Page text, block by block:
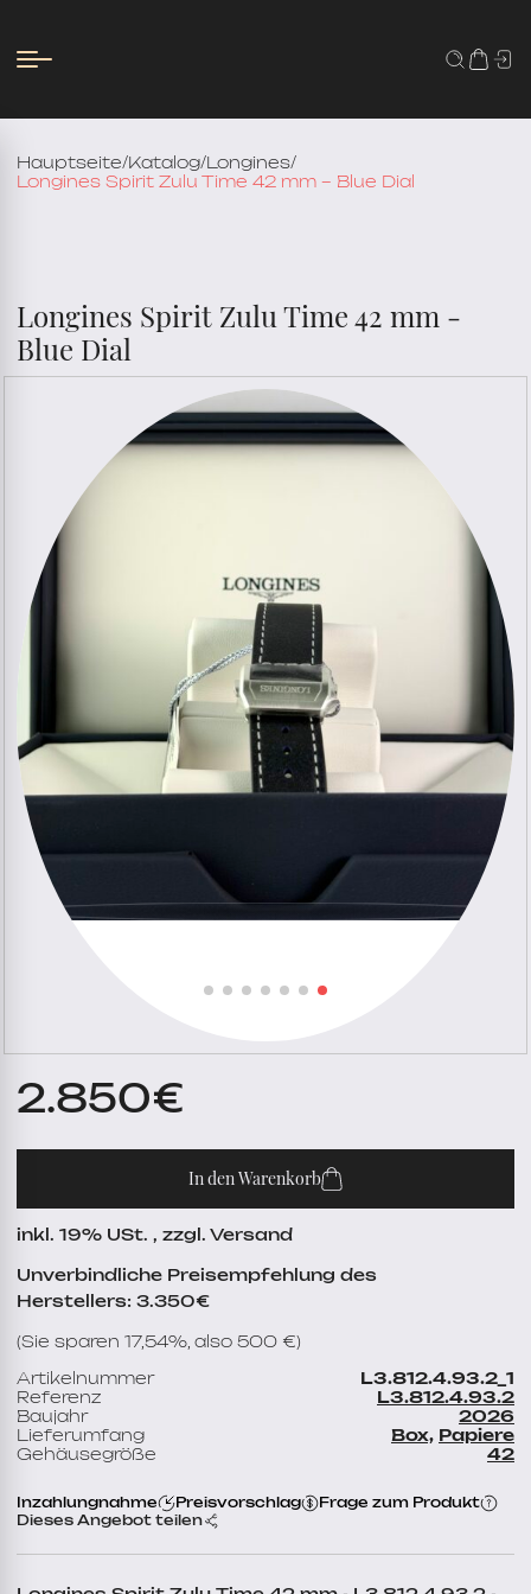
Hauptseite/ Katalog/ Longines/
Longines Spirit Zulu Time 42 mm – Blue Dial
Longines Spirit Zulu Time 42 mm -
Blue Dial
2.850€
In den Warenkorb
inkl. 19% USt. , zzgl. Versand
Unverbindliche Preisempfehlung des
Herstellers: 3.350€
(Sie sparen 17,54%, also 500 €)
Artikelnummer
L3.812.4.93.2_1
Referenz
L3.812.4.93.2
Baujahr
2026
Lieferumfang
Box, Papiere
Gehäusegröße
42
Inzahlungnahme Preisvorschlag
Frage zum Produkt
Dieses Angebot teilen